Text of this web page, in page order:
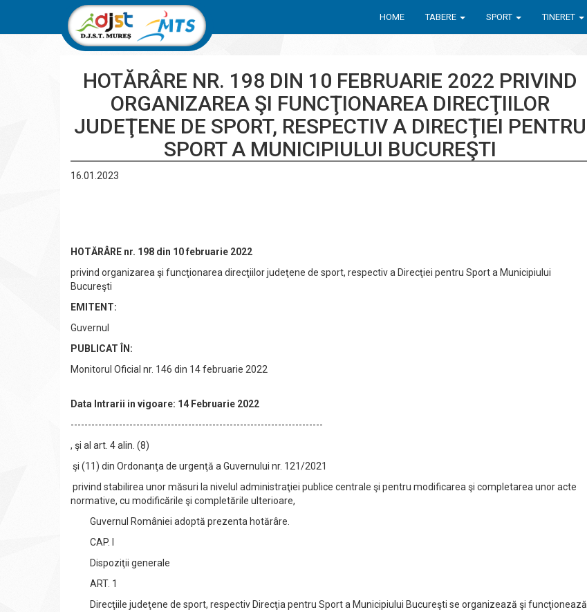
HOME TABERE SPORT TINERET
HOTĂRÂRE NR. 198 DIN 10 FEBRUARIE 2022 PRIVIND
ORGANIZAREA ŞI FUNCŢIONAREA DIRECŢIILOR
JUDEŢENE DE SPORT, RESPECTIV A DIRECŢIEI PENTRU
SPORT A MUNICIPIULUI BUCUREŞTI
16.01.2023
HOTĂRÂRE nr. 198 din 10 februarie 2022
privind organizarea şi funcţionarea direcţiilor judeţene de sport, respectiv a Direcţiei pentru Sport a Municipiului
Bucureşti
EMITENT:
Guvernul
PUBLICAT ÎN:
Monitorul Oficial nr. 146 din 14 februarie 2022
Data Intrarii in vigoare: 14 Februarie 2022
-------------------------------------------------------------------------
, şi al art. 4 alin. (8)
şi (11) din Ordonanţa de urgenţă a Guvernului nr. 121/2021
privind stabilirea unor măsuri la nivelul administraţiei publice centrale şi pentru modificarea şi completarea unor acte
normative, cu modificările şi completările ulterioare,
Guvernul României adoptă prezenta hotărâre.
CAP. I
Dispoziţii generale
ART. 1
Direcţiile judeţene de sport, respectiv Direcţia pentru Sport a Municipiului Bucureşti se organizează şi funcţionează